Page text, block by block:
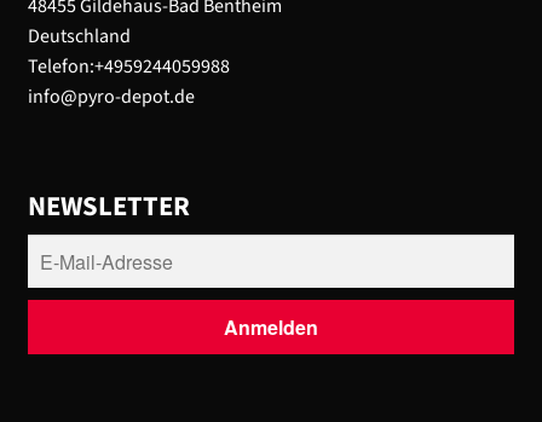
48455 Gildehaus-Bad Bentheim
Deutschland
Telefon:+4959244059988
info@pyro-depot.de
NEWSLETTER